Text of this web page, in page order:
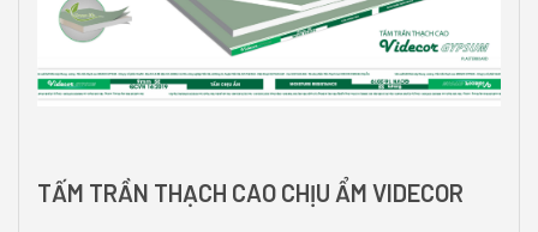
TẤM TRẦN THẠCH CAO CHỊU ẨM VIDECOR